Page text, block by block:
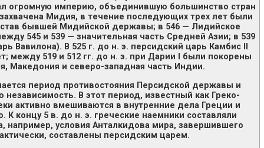
огромную империю, объединившую большинство стран
Мидия, в течение последующих трех лет были
бывшей Мидийской державы; в 546 — Лидийское
545 и 539 — значительная часть Средней Азии; в 539
Вавилона). В 525 г. до н. э. персидский царь Камбис II
между 519 и 512 гг. до н. э. при Дарии I были покорены
Македония и северо-западная часть Индии.
период противостояния Персидской державы и
независимость. В этот период, известный как Греко-
активно вмешиваются в внутренние дела Греции и
концу 5 в. до н. э. греческие наемники составляли
например, условия Анталкидова мира, завершившего
составлены персидским царем.